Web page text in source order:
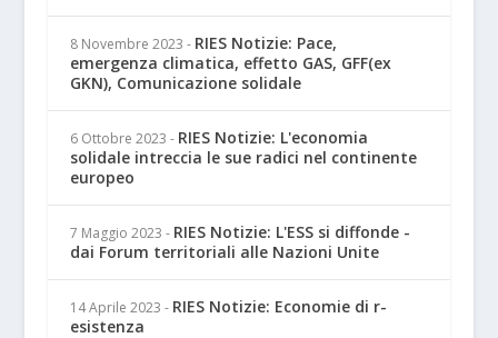
8 Novembre 2023 - RIES Notizie: Pace,
emergenza climatica, effetto GAS, GFF(ex
GKN), Comunicazione solidale
6 Ottobre 2023 - RIES Notizie: L'economia
solidale intreccia le sue radici nel continente
europeo
7 Maggio 2023 - RIES Notizie: L'ESS si diffonde -
dai Forum territoriali alle Nazioni Unite
14 Aprile 2023 - RIES Notizie: Economie di r-
esistenza